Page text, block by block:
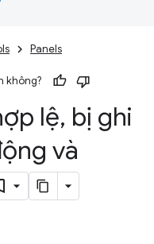
Panels
không?
lệ, bị ghi
và